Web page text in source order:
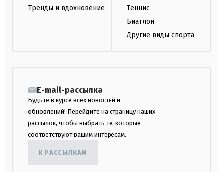
Тренды и вдохновение
Теннис
Биатлон
Другие виды спорта
E-mail-рассылка
Будьте в курсе всех новостей и
обновлений! Перейдите на страницу наших
рассылок, чтобы выбрать те, которые
соответствуют вашим интересам.
К РАССЫЛКАМ